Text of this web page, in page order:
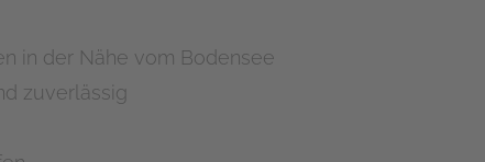
in der Nähe vom Bodensee
zuverlässig